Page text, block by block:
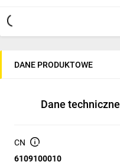
DANE PRODUKTOWE
Dane techniczne
CN
6109100010